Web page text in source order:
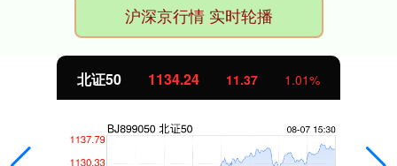
沪深京行情 实时轮播
北证50 1134.24 11.37 1.01%